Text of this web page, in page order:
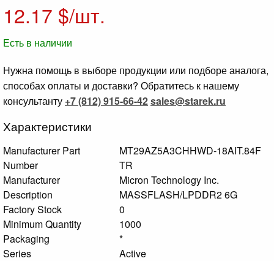
12.17 $/шт.
Есть в наличии
Нужна помощь в выборе продукции или подборе аналога,
способах оплаты и доставки? Обратитесь к нашему
консультанту +7 (812) 915-66-42sales@starek.ru
Характеристики
Manufacturer Part
Number
MT29AZ5A3CHHWD-18AIT.84F
TR
Manufacturer
Micron Technology Inc.
Description
MASSFLASH/LPDDR2 6G
Factory Stock
0
Minimum Quantity
1000
Packaging
*
Series
Active